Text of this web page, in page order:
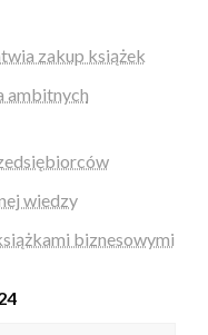
zakup książek
ambitnych
wiedzy
biznesowymi